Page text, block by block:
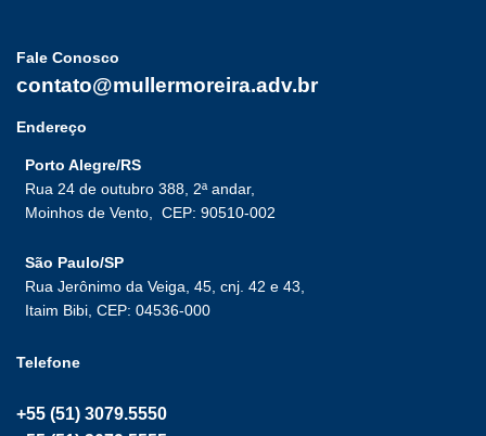
Fale Conosco
contato@mullermoreira.adv.br
Endereço
Porto Alegre/RS
Rua 24 de outubro 388, 2ª andar,
Moinhos de Vento, CEP: 90510-002
São Paulo/SP
Rua Jerônimo da Veiga, 45, cnj. 42 e 43,
Itaim Bibi, CEP: 04536-000
Telefone
+55 (51) 3079.5550